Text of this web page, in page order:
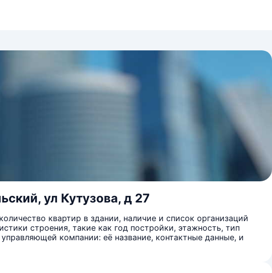
ул Кутузова, д 27
квартир в здании, наличие и список организаций
строения, такие как год постройки, этажность, тип
компании: её название, контактные данные, и